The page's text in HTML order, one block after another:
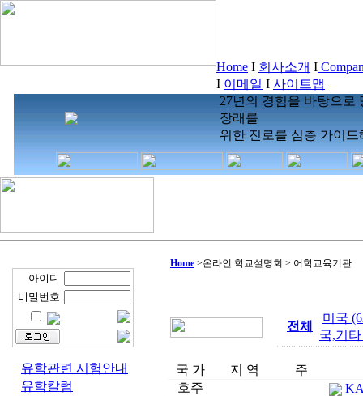
Home I 회사소개 I
I 이메일 I 사이트맵
27년의 경험을 바탕으로
장래를
위한 진로를 심층 가이드
아이디
비밀번호
유학관련 시험안내
유학칼럼
Home >온라인 학교설명회 > 어학교육기관
전체
미국
국,기
국 가 지 역
주
호주